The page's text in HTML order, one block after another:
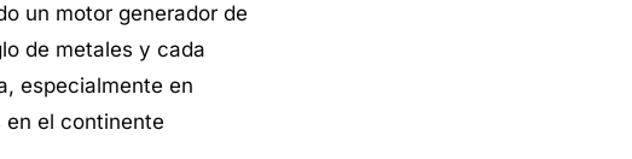
un motor generador de
de metales y cada
especialmente en
en el continente